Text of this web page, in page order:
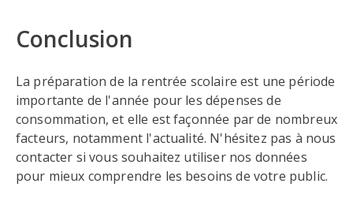
Conclusion
La préparation de la rentrée scolaire est une période
importante de l'année pour les dépenses de
consommation, et elle est façonnée par de nombreux
facteurs, notamment l'actualité. N'hésitez pas à nous
contacter si vous souhaitez utiliser nos données
pour mieux comprendre les besoins de votre public.